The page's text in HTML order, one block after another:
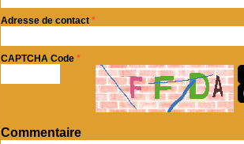
Adresse de contact *
CAPTCHA Code *
Commentaire